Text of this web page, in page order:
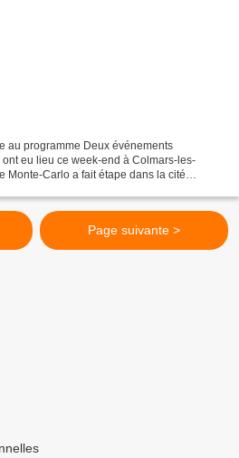
au programme Deux événements
eu lieu ce week-end à Colmars-les-
Monte-Carlo a fait étape dans la cité
Page suivante >